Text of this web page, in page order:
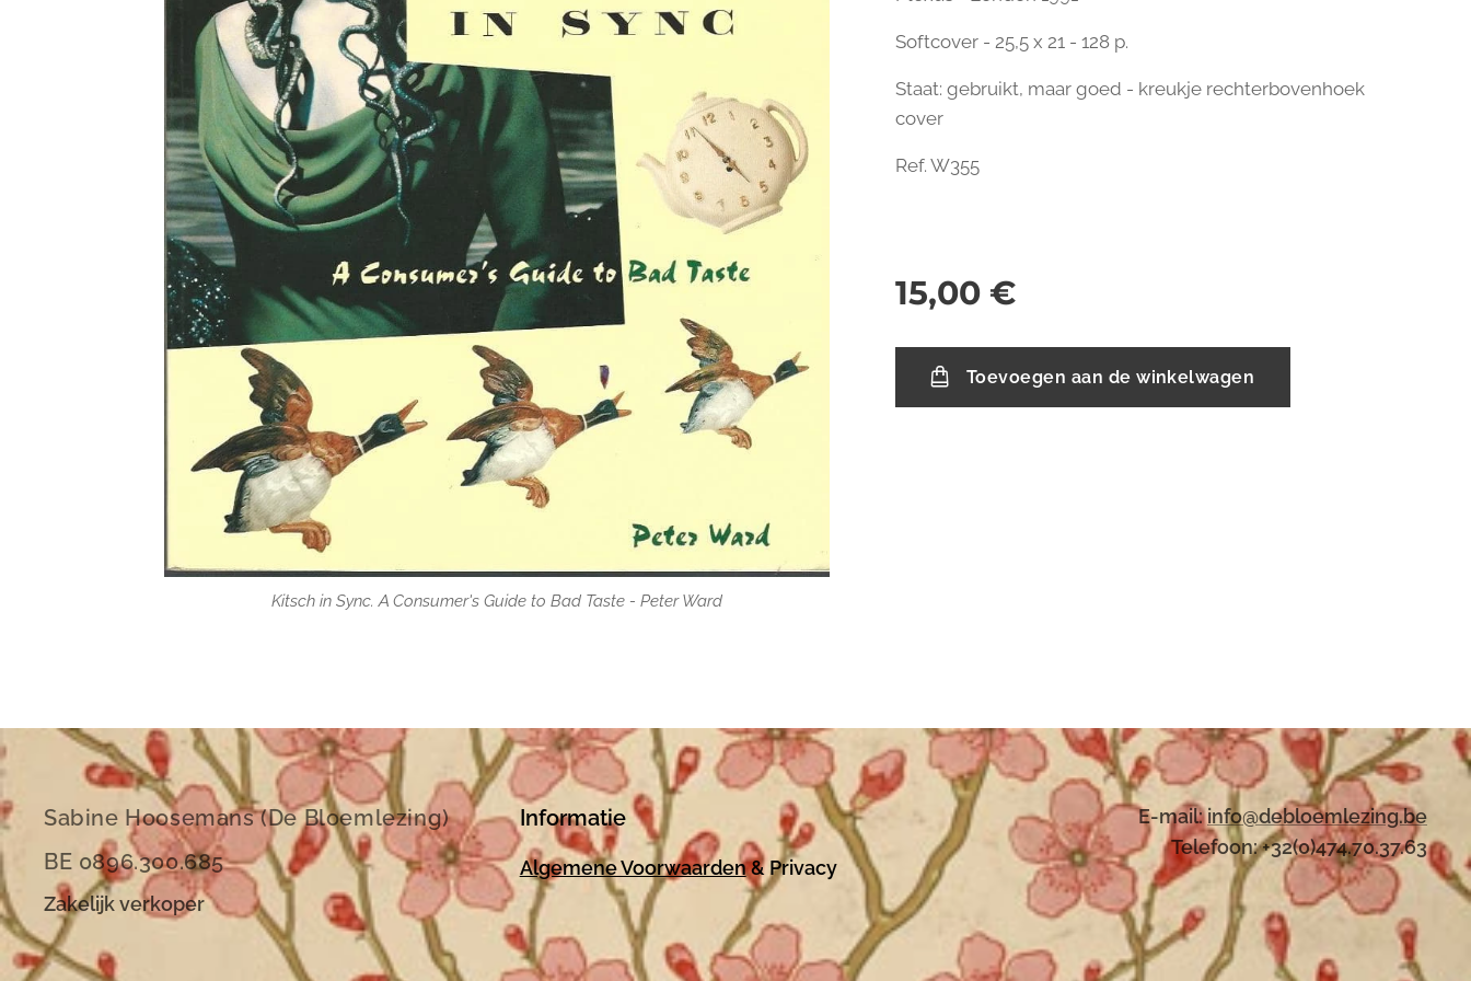
Kitsch in Sync. A Consumer's Guide to Bad Taste - Peter Ward
Kitsch in Sync. A Consumer's Guide to Bad Taste - Peter Ward
Softcover - 25,5 x 21 - 128 p.
Staat: gebruikt, maar goed - kreukje rechterbovenhoek
cover
Ref. W355
15,00 €
Toevoegen aan de winkelwagen
Sabine Hoosemans (De Bloemlezing)
BE 0896.300.685
Zakelijk verkoper
Informatie
Algemene Voorwaarden& Privacy
E-mail:info@debloemlezing.be
Telefoon: +32(0)474.70.37.63